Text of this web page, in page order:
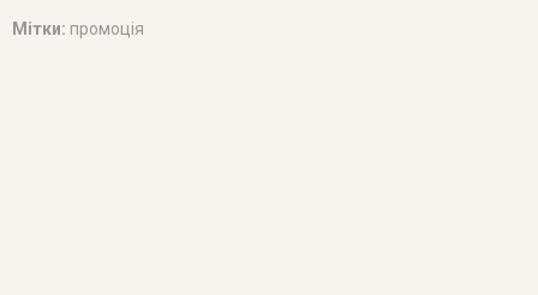
Мітки: промоція